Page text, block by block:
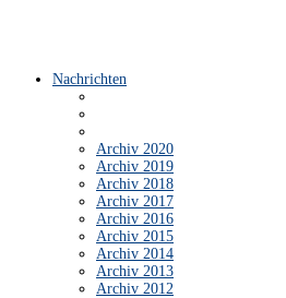
Nachrichten
Archiv 2020
Archiv 2019
Archiv 2018
Archiv 2017
Archiv 2016
Archiv 2015
Archiv 2014
Archiv 2013
Archiv 2012